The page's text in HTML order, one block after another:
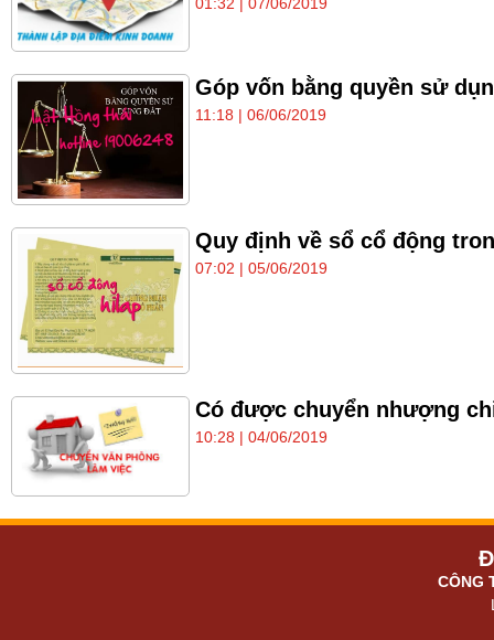
Góp vốn bằng quyền sử
11:18 | 06/06/2019
Quy định về sổ cổ động
07:02 | 05/06/2019
Có được chuyển nhượng
10:28 | 04/06/2019
CÔNG